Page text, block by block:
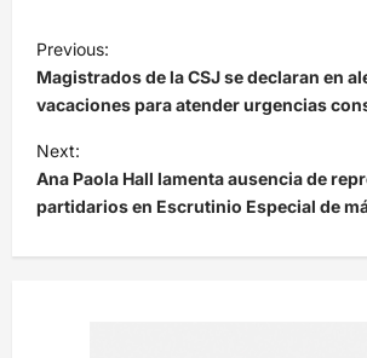
N
a
v
e
g
a
c
Previous:
Magistrados de la CSJ se declaran en
vacaciones para atender urgencias
Next:
Ana Paola Hall lamenta ausencia de
partidarios en Escrutinio Especial de